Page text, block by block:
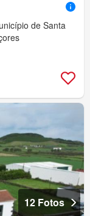
de Santa
12 Fotos